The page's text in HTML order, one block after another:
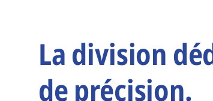
La division
de précision.